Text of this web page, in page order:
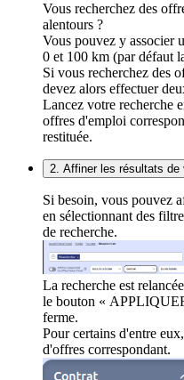
Vous recherchez des
alentours ?
Vous pouvez y associer
0 et 100 km (par défaut
Si vous recherchez des
devez alors effectuer
Lancez votre recherche
offres d'emploi
restituée.
2. Affiner les résultats de
Si besoin, vous pouvez
en sélectionnant des
de recherche.
La recherche est
le bouton «
ferme.
Pour certains d'entre
d'offres correspondant.